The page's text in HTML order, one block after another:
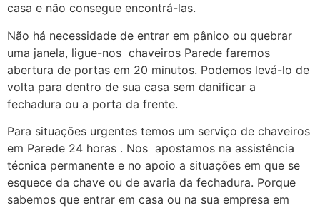
casa e não consegue encontrá-las.
Não há necessidade de entrar em pânico ou quebrar
uma janela, ligue-nos chaveiros Parede faremos
abertura de portas em 20 minutos. Podemos levá-lo de
volta para dentro de sua casa sem danificar a
fechadura ou a porta da frente.
Para situações urgentes temos um serviço de chaveiros
em Parede 24 horas . Nos apostamos na assistência
técnica permanente e no apoio a situações em que se
esquece da chave ou de avaria da fechadura. Porque
sabemos que entrar em casa ou na sua empresa em